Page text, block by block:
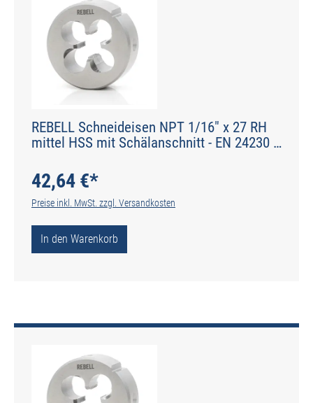
REBELL Schneideisen NPT 1/16" x 27 RH
mittel HSS mit Schälanschnitt - EN 24230 -
42,64 €*
Preise inkl. MwSt. zzgl. Versandkosten
In den Warenkorb